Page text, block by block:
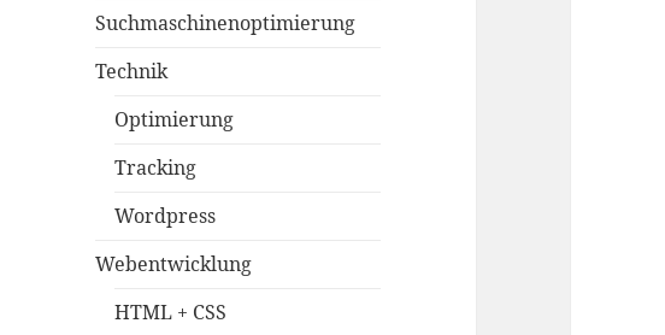
Suchmaschinenoptimierung
Technik
Optimierung
Tracking
Wordpress
Webentwicklung
HTML + CSS